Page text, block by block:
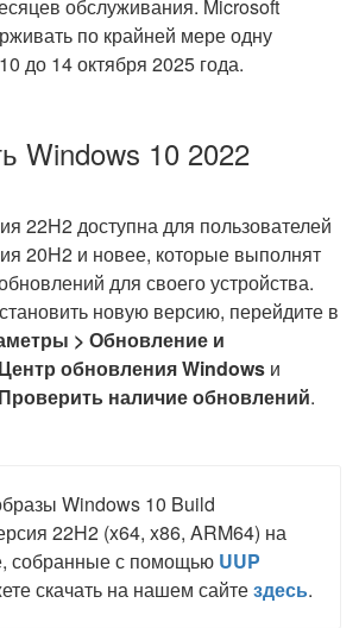
обслуживания. Microsoft
по крайней мере одну
до 14 октября 2025 года.
Windows 10 2022
22H2 доступна для пользователей
20H2 и новее, которые выполнят
для своего устройства.
новую версию, перейдите в
> Обновление и
обновления Windows и
Проверить наличие обновлений.
Windows 10 Build
22H2 (x64, x86, ARM64) на
собранные с помощью UUP
скачать на нашем сайтездесь.